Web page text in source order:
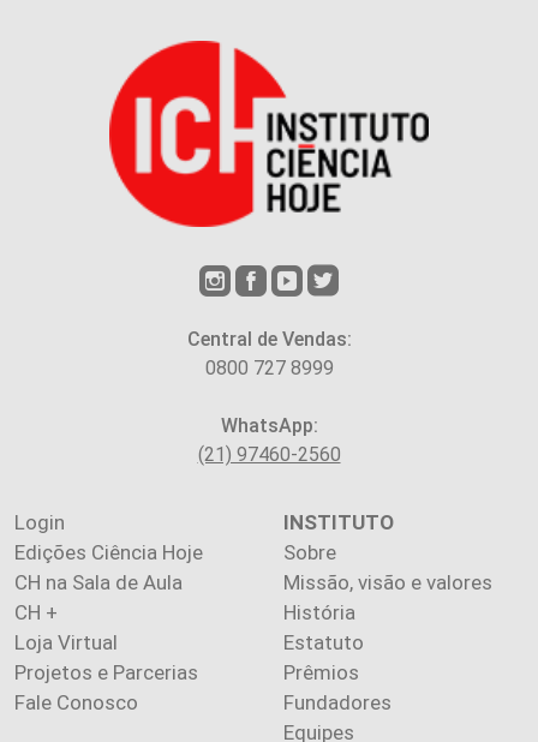
Central de Vendas:
0800 727 8999
WhatsApp:
(21) 97460-2560
Login
Edições Ciência Hoje
CH na Sala de Aula
CH +
Loja Virtual
Projetos e Parcerias
Fale Conosco
INSTITUTO
Sobre
Missão, visão e valores
História
Estatuto
Prêmios
Fundadores
Equipes